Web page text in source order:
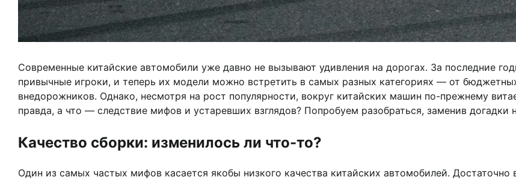
Современные китайские автомобили уже давно не вызывают удивления на дорогах. За последние
привычные игроки, и теперь их модели можно встретить в самых разных категориях — от
внедорожников. Однако, несмотря на рост популярности, вокруг китайских машин по-прежнему
правда, а что — следствие мифов и устаревших взглядов? Попробуем разобраться, заменив догадки
Качество сборки: изменилось ли что-то?
Один из самых частых мифов касается якобы низкого качества китайских автомобилей.